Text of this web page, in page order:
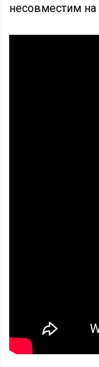
несовместим